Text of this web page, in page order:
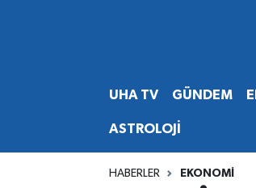
UHA TV GÜNDEM
ASTROLOJİ
HABERLER EKONOMİ
Hava Durumu